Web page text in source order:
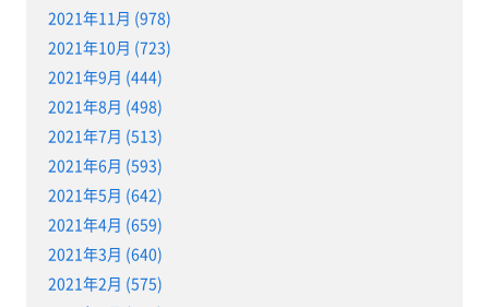
2021年11月 (978)
2021年10月 (723)
2021年9月 (444)
2021年8月 (498)
2021年7月 (513)
2021年6月 (593)
2021年5月 (642)
2021年4月 (659)
2021年3月 (640)
2021年2月 (575)